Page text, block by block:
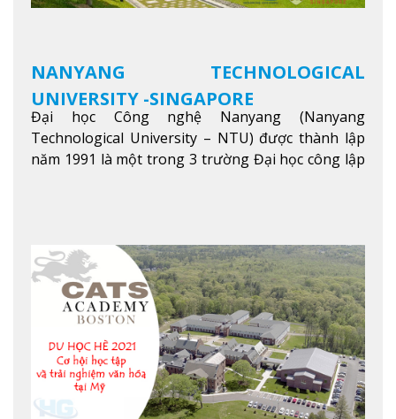
NANYANG TECHNOLOGICAL
UNIVERSITY -SINGAPORE
Đại học Công nghệ Nanyang (Nanyang
Technological University – NTU) được thành lập
năm 1991 là một trong 3 trường Đại học công lập
Khoa học máy tính…Trường cũng được bình chọn
là một trong những ngôi trường đáng học nhất
trong khu vực các nước ASEAN và Châu Á.Xem
thêm